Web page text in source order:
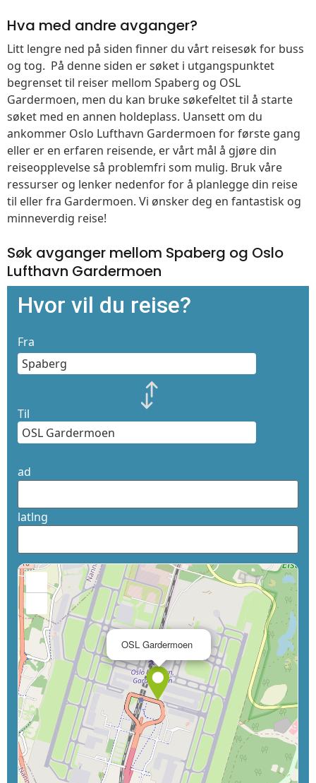
Hva med andre avganger?
Litt lengre ned på siden finner du vårt reisesøk for buss
og tog. På denne siden er søket i utgangspunktet
begrenset til reiser mellom Spaberg og OSL
Gardermoen, men du kan bruke søkefeltet til å starte
søket med en annen holdeplass. Uansett om du
ankommer Oslo Lufthavn Gardermoen for første gang
eller er en erfaren reisende, er vårt mål å gjøre din
reiseopplevelse så problemfri som mulig. Bruk våre
ressurser og lenker nedenfor for å planlegge din reise
til eller fra Gardermoen. Vi ønsker deg en fantastisk og
minneverdig reise!
Søk avganger mellom Spaberg og Oslo
Lufthavn Gardermoen
Hvor vil du reise?
Fra
Til
ad
latlng
OSL Gardermoen